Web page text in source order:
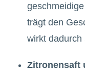
trägt den
wirkt dadurch
Zitronensaft